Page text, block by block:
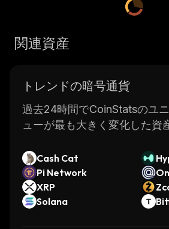
関連資産
トレンドの暗号通貨
過去24時間でCoinStatsのユ
ューが最も大きく変化した資
Cash Cat
Pi Network
XRP
Solana